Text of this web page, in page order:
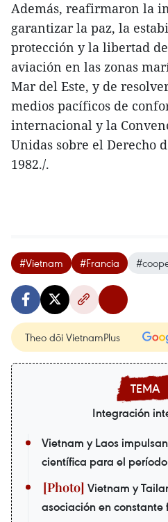
Además, reafirmaron la
garantizar la paz, la
protección y la libertad
aviación en las zonas
Mar del Este, y de
medios pacíficos de
internacional y la
Unidas sobre el Derecho
1982./.
#Vietnam #Francia
Theo dõi VietnamPlus
Integración
Vietnam y Laos
científica para el
Vietnam y
asociación en